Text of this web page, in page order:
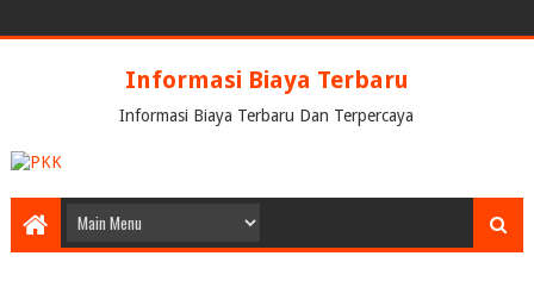
Informasi Biaya Terbaru
Informasi Biaya Terbaru Dan Terpercaya